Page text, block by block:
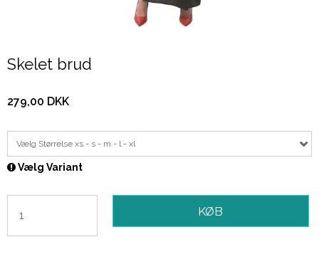
Skelet brud
279,00 DKK
Vælg Størrelse xs - s - m - l - xl
Vælg Variant
KØB